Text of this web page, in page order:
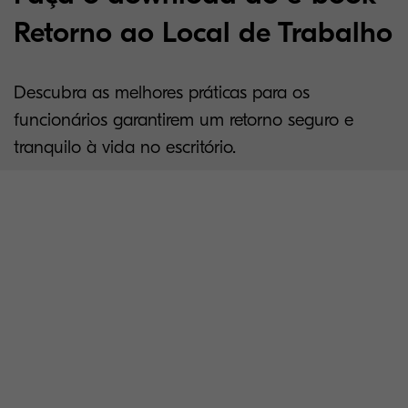
Retorno ao Local de Trabalho
Descubra as melhores práticas para os
funcionários garantirem um retorno seguro e
tranquilo à vida no escritório.